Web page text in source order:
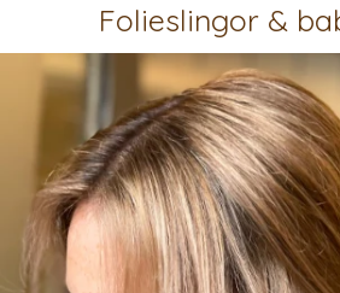
Folieslingor &